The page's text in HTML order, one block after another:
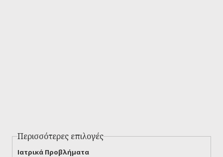
Περισσότερες επιλογές
Ιατρικά Προβλήματα